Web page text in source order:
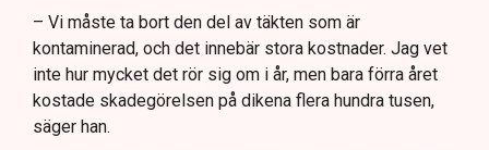
– Vi måste ta bort den del av täkten som är
kontaminerad, och det innebär stora kostnader. Jag vet
inte hur mycket det rör sig om i år, men bara förra året
kostade skadegörelsen på dikena flera hundra tusen,
säger han.